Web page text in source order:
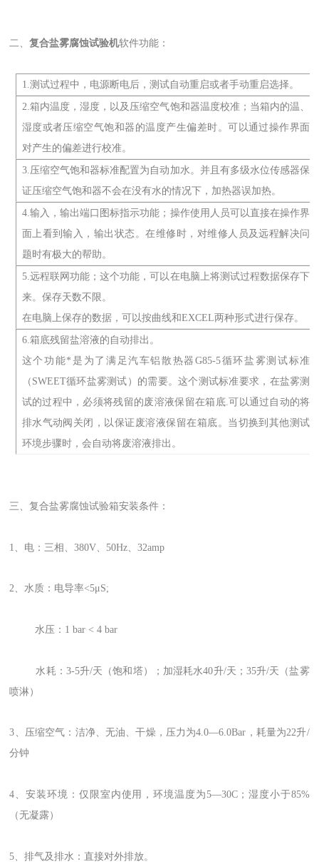
二、复合盐雾腐蚀试验机软件功能：
1.测试过程中，电源断电后，测试自动重启或者手动重启选择。
2.箱内温度，湿度，以及压缩空气饱和器温度校准；当箱内的温、
湿度或者压缩空气饱和器的温度产生偏差时。可以通过操作界面
对产生的偏差进行校准。
3.压缩空气饱和器标准配置为自动加水。并且有多级水位传感器保
证压缩空气饱和器不会在没有水的情况下，加热器误加热。
4.输入，输出端口图标指示功能；操作使用人员可以直接在操作界
面上看到输入，输出状态。在维修时，对维修人员及远程解决问
题时有极大的帮助。
5.远程联网功能；这个功能，可以在电脑上将测试过程数据保存下
来。保存天数不限。
在电脑上保存的数据，可以按曲线和EXCEL两种形式进行保存。
6.箱底残留盐溶液的自动排出。
这个功能*是为了满足汽车铝散热器G85-5循环盐雾测试标准
（SWEET循环盐雾测试）的需要。这个测试标准要求，在盐雾测
试的过程中，必须将残留的废溶液保留在箱底.可以通过自动的将
排水气动阀关闭，以保证废溶液保留在箱底。当切换到其他测试
环境步骤时，会自动将废溶液排出。
三、复合盐雾腐蚀试验箱安装条件：
1、电：三相、380V、50Hz、32amp
2、水质：电导率<5μS;
水压：1 bar < 4 bar
水耗：3-5升/天（饱和塔）；加湿耗水40升/天；35升/天（盐雾
喷淋）
3、压缩空气：洁净、无油、干燥，压力为4.0—6.0Bar，耗量为22升/
分钟
4、安装环境：仅限室内使用，环境温度为5—30C；湿度小于85%
（无凝露）
5、排气及排水：直接对外排放。